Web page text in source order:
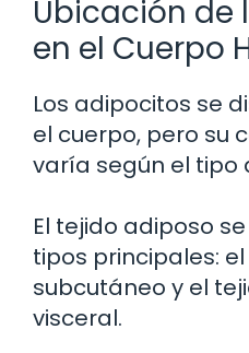
Ubicación de
en el Cuerpo
Los adipocitos se
el cuerpo, pero su
varía según el tipo
El tejido adiposo
tipos principales:
subcutáneo y el
visceral.